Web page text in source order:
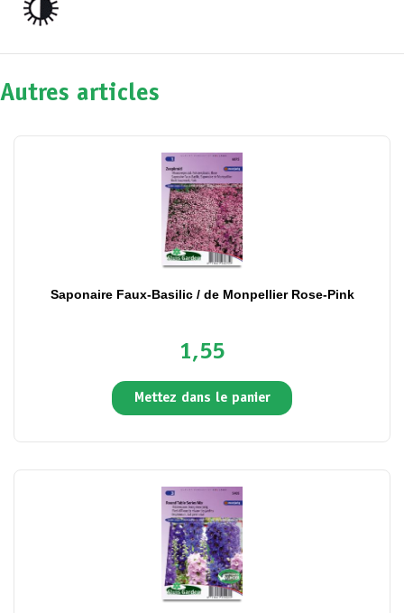
Autres articles
Saponaire Faux-Basilic / de Monpellier Rose-Pink
1,55
Mettez dans le panier